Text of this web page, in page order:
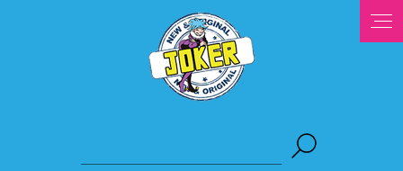
Panneau de gestion des cookies